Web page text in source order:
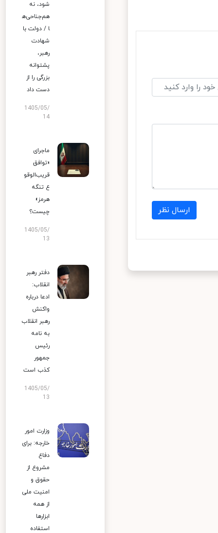
ارسال نظر
شود، نه
هم‌جناحی‌ه
ا / دولت با
شهادت
رهبر،
پشتوانه
بزرگی را از
دست داد
1405/05/
14
ماجرای
«توافق
قریب‌الوقو
ع تنگه
هرمز»
چیست؟
1405/05/
13
دفتر رهبر
انقلاب:
ادعا درباره
واکنش
رهبر انقلاب
به نامه
رئیس
جمهور
کذب است
1405/05/
13
وزارت امور
خارجه: برای
دفاع
مشروع از
حقوق و
امنیت ملی
از همه
ابزارها
استفاده